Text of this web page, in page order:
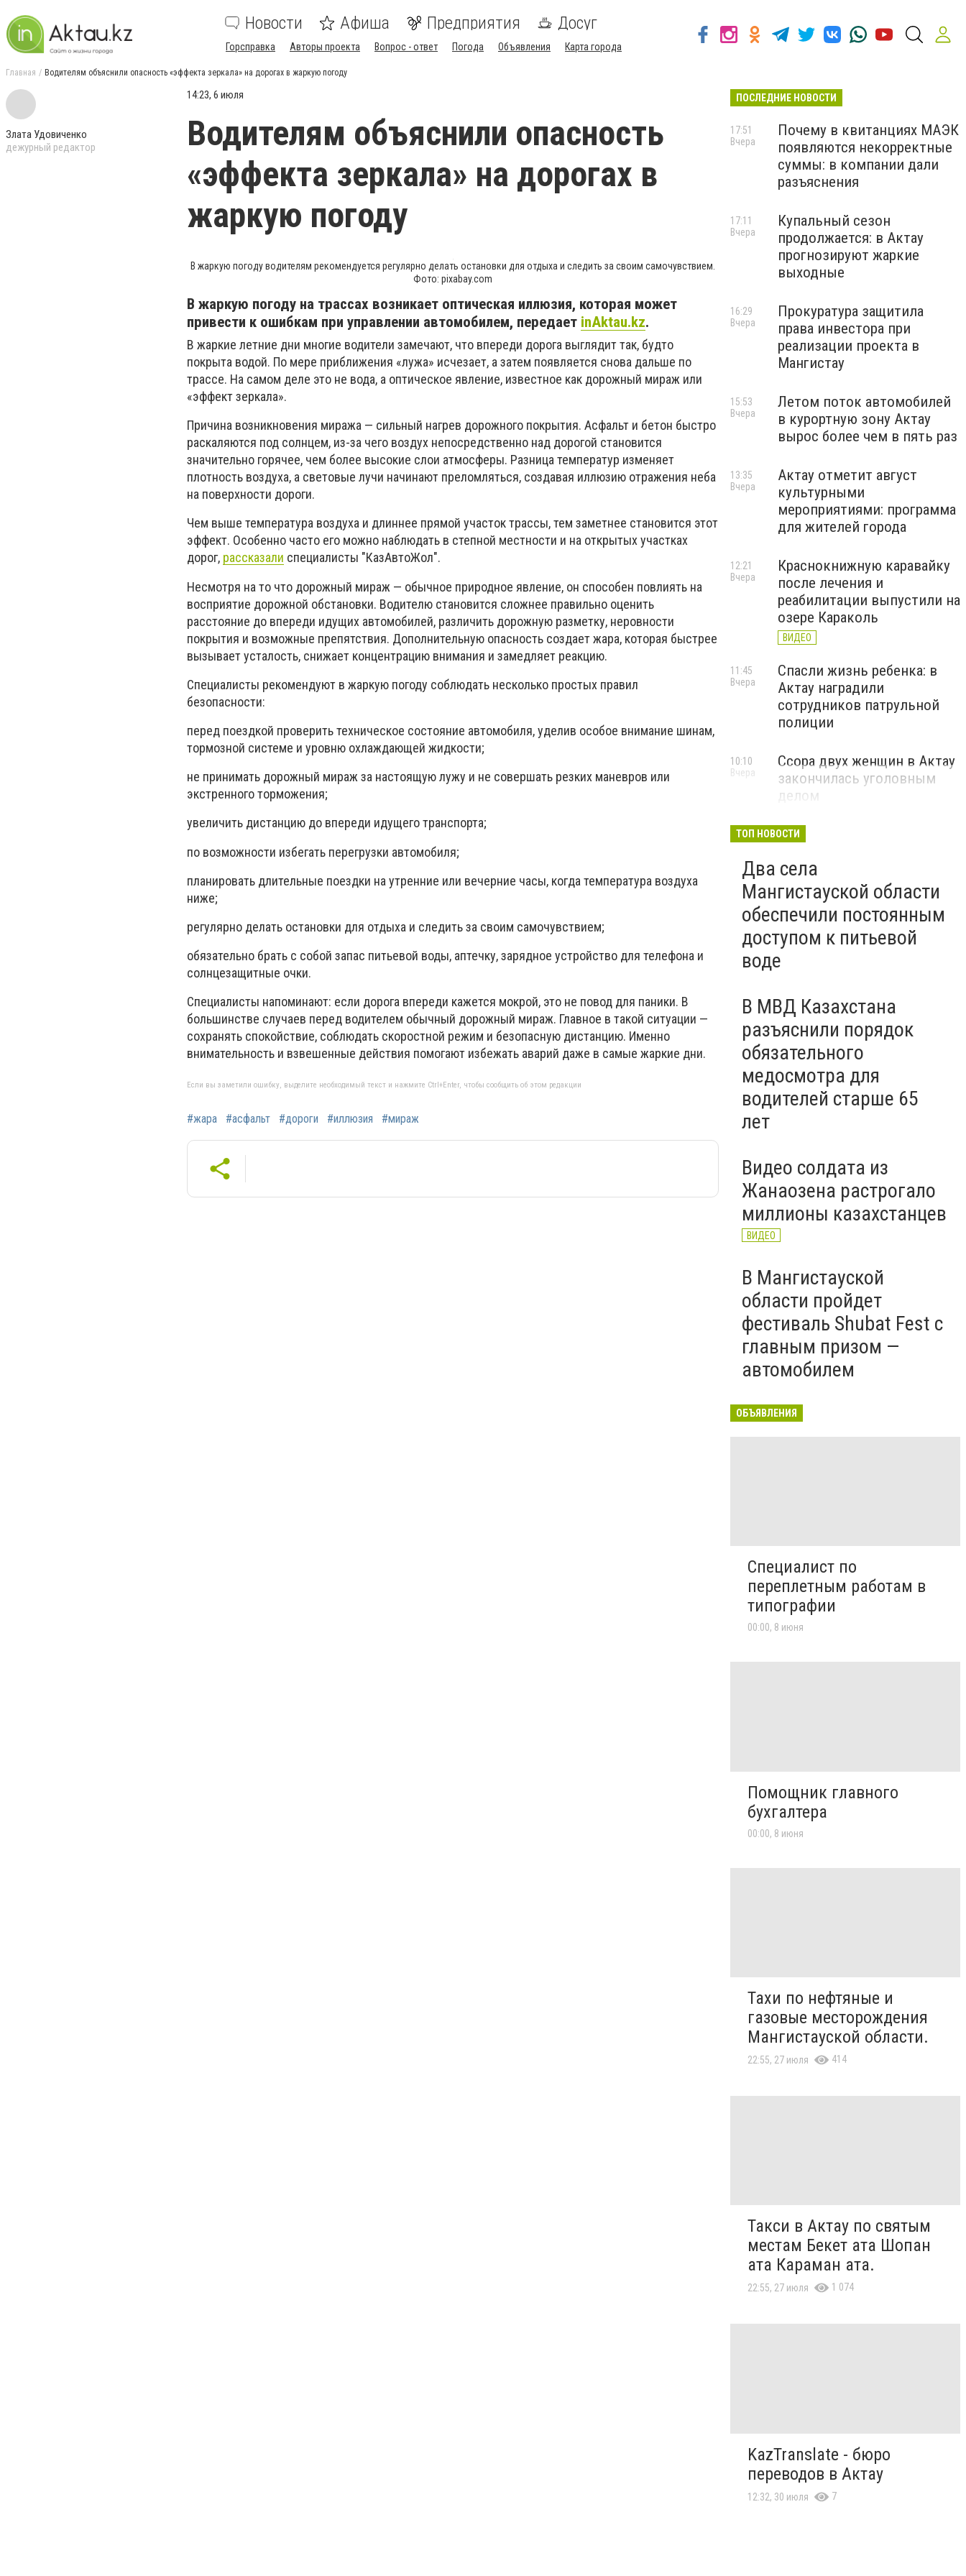
Новости Афиша Предприятия Досуг
Горсправка Авторы проекта Вопрос - ответ Погода Объявления Карта города
Главная Водителям объяснили опасность «эффекта зеркала» на дорогах в жаркую погоду
Злата Удовиченко
дежурный редактор
14:23, 6 июля
Водителям объяснили опасность
«эффекта зеркала» на дорогах в
жаркую погоду
В жаркую погоду водителям рекомендуется регулярно делать остановки для отдыха и следить за своим самочувствием.
Фото: pixabay.com
В жаркую погоду на трассах возникает оптическая иллюзия, которая может
привести к ошибкам при управлении автомобилем, передает inAktau.kz.
В жаркие летние дни многие водители замечают, что впереди дорога выглядит так, будто
покрыта водой. По мере приближения «лужа» исчезает, а затем появляется снова дальше по
трассе. На самом деле это не вода, а оптическое явление, известное как дорожный мираж или
«эффект зеркала».
Причина возникновения миража — сильный нагрев дорожного покрытия. Асфальт и бетон быстро
раскаляются под солнцем, из-за чего воздух непосредственно над дорогой становится
значительно горячее, чем более высокие слои атмосферы. Разница температур изменяет
плотность воздуха, а световые лучи начинают преломляться, создавая иллюзию отражения неба
на поверхности дороги.
Чем выше температура воздуха и длиннее прямой участок трассы, тем заметнее становится этот
эффект. Особенно часто его можно наблюдать в степной местности и на открытых участках
дорог, рассказали специалисты "КазАвтоЖол".
Несмотря на то что дорожный мираж — обычное природное явление, он способен повлиять на
восприятие дорожной обстановки. Водителю становится сложнее правильно оценить
расстояние до впереди идущих автомобилей, различить дорожную разметку, неровности
покрытия и возможные препятствия. Дополнительную опасность создает жара, которая быстрее
вызывает усталость, снижает концентрацию внимания и замедляет реакцию.
Специалисты рекомендуют в жаркую погоду соблюдать несколько простых правил
безопасности:
перед поездкой проверить техническое состояние автомобиля, уделив особое внимание шинам,
тормозной системе и уровню охлаждающей жидкости;
не принимать дорожный мираж за настоящую лужу и не совершать резких маневров или
экстренного торможения;
увеличить дистанцию до впереди идущего транспорта;
по возможности избегать перегрузки автомобиля;
планировать длительные поездки на утренние или вечерние часы, когда температура воздуха
ниже;
регулярно делать остановки для отдыха и следить за своим самочувствием;
обязательно брать с собой запас питьевой воды, аптечку, зарядное устройство для телефона и
солнцезащитные очки.
Специалисты напоминают: если дорога впереди кажется мокрой, это не повод для паники. В
большинстве случаев перед водителем обычный дорожный мираж. Главное в такой ситуации —
сохранять спокойствие, соблюдать скоростной режим и безопасную дистанцию. Именно
внимательность и взвешенные действия помогают избежать аварий даже в самые жаркие дни.
Если вы заметили ошибку, выделите необходимый текст и нажмите Ctrl+Enter, чтобы сообщить об этом редакции
#жара #асфальт #дороги #иллюзия #мираж
ПОСЛЕДНИЕ НОВОСТИ
Почему в квитанциях МАЭК
появляются некорректные
суммы: в компании дали
разъяснения
17:51
Вчера
Купальный сезон
продолжается: в Актау
прогнозируют жаркие
выходные
17:11
Вчера
Прокуратура защитила
права инвестора при
реализации проекта в
Мангистау
16:29
Вчера
Летом поток автомобилей
в курортную зону Актау
вырос более чем в пять раз
15:53
Вчера
Актау отметит август
культурными
мероприятиями: программа
для жителей города
13:35
Вчера
Краснокнижную каравайку
после лечения и
реабилитации выпустили на
озере Караколь
ВИДЕО
12:21
Вчера
Спасли жизнь ребенка: в
Актау наградили
сотрудников патрульной
полиции
11:45
Вчера
Ссора двух женщин в Актау
закончилась уголовным
делом
10:10
Вчера
ТОП НОВОСТИ
Два села
Мангистауской области
обеспечили постоянным
доступом к питьевой
воде
В МВД Казахстана
разъяснили порядок
обязательного
медосмотра для
водителей старше 65
лет
Видео солдата из
Жанаозена растрогало
миллионы казахстанцев
ВИДЕО
В Мангистауской
области пройдет
фестиваль Shubat Fest с
главным призом —
автомобилем
ОБЪЯВЛЕНИЯ
Специалист по
переплетным работам в
типографии
00:00, 8 июня
Помощник главного
бухгалтера
00:00, 8 июня
Тахи по нефтяные и
газовые месторождения
Мангистауской области.
22:55, 27 июля 414
Такси в Актау по святым
местам Бекет ата Шопан
ата Караман ата.
22:55, 27 июля 1 074
KazTranslate - бюро
переводов в Актау
12:32, 30 июля 7